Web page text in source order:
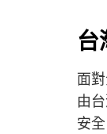
台
面
由
安